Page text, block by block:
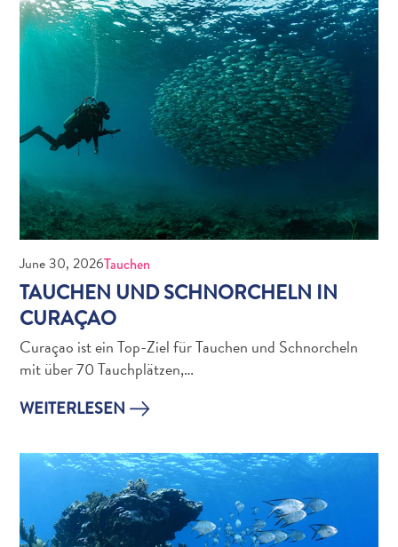
Hotels
und
Resorts
Besuch
June 30, 2026Tauchen
TAUCHEN UND SCHNORCHELN IN
CURAÇAO
Curaçao ist ein Top-Ziel für Tauchen und Schnorcheln
mit über 70 Tauchplätzen,…
WEITERLESEN